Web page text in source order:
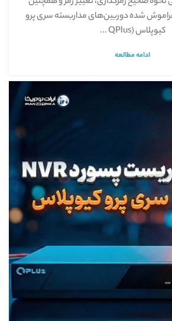
شده دوربین‌های مداربسته سری پرو
کیوپلاس (QPlus ...
ادامه مطالعه